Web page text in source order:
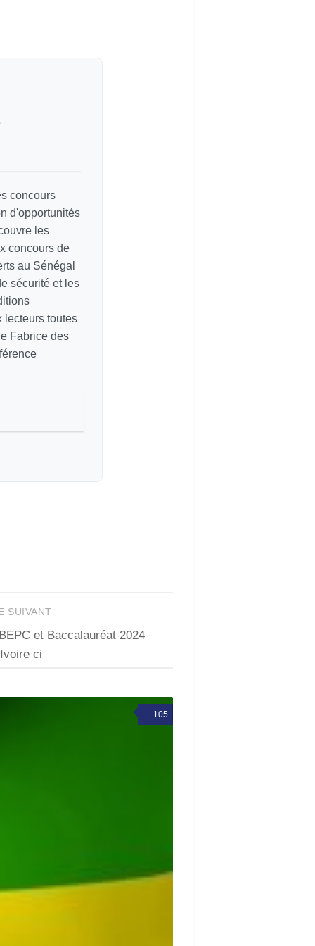
concours
d'opportunités
les
concours de
au Sénégal
sécurité et les
lecteurs toutes
Fabrice des
SUIVANT
et Baccalauréat 2024
ci
105